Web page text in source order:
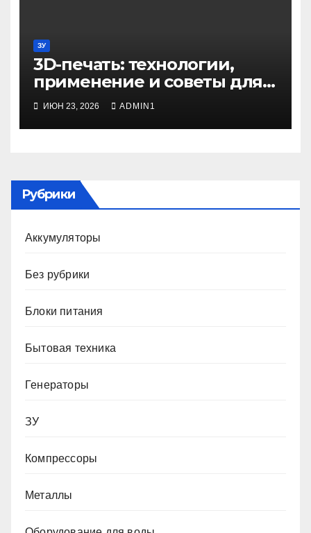
ЗУ
3D-печать: технологии,
применение и советы для
начинающих
ИЮН 23, 2026 ADMIN1
Рубрики
Аккумуляторы
Без рубрики
Блоки питания
Бытовая техника
Генераторы
ЗУ
Компрессоры
Металлы